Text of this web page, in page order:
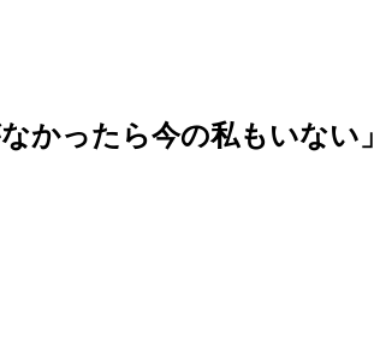
かったら今の私もいない」